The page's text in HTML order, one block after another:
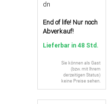
dn
End of life! Nur noch
Abverkauf!
Lieferbar in 48 Std.
Sie können als Gast
(bzw. mit Ihrem
derzeitigen Status)
keine Preise sehen.